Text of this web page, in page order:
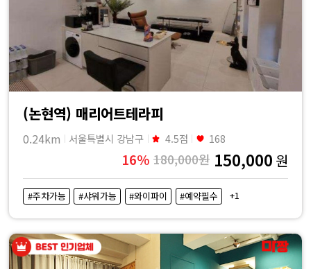
(논현역) 매리어트테라피
0.24km 서울특별시 강남구 4.5점 168
16% 180,000원 150,000 원
#주차가능 #샤워가능 #와이파이 #예약필수 +1